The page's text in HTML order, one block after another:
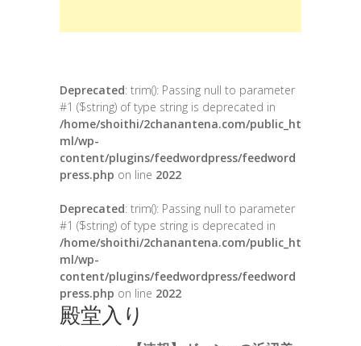
Deprecated: trim(): Passing null to parameter
#1 ($string) of type string is deprecated in
/home/shoithi/2chanantena.com/public_ht
ml/wp-
content/plugins/feedwordpress/feedword
press.php on line 2022
Deprecated: trim(): Passing null to parameter
#1 ($string) of type string is deprecated in
/home/shoithi/2chanantena.com/public_ht
ml/wp-
content/plugins/feedwordpress/feedword
press.php on line 2022
殿堂入り